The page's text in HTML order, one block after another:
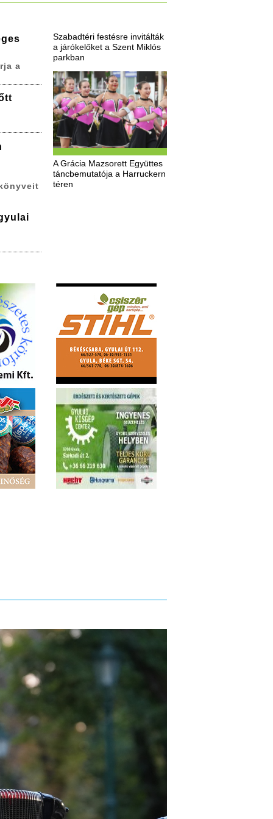
Szabadtéri festésre invitálták
a járókelőket a Szent Miklós
parkban
A Grácia Mazsorett Együttes
táncbemutatója a Harruckern
téren
a